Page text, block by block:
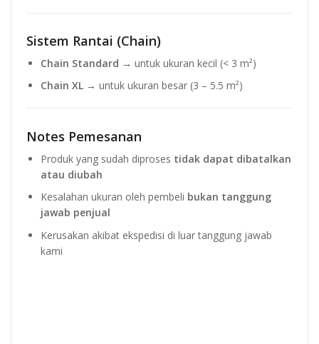
Sistem Rantai (Chain)
Chain Standard → untuk ukuran kecil (< 3 m²)
Chain XL → untuk ukuran besar (3 – 5.5 m²)
Notes Pemesanan
Produk yang sudah diproses tidak dapat dibatalkan
atau diubah
Kesalahan ukuran oleh pembeli bukan tanggung
jawab penjual
Kerusakan akibat ekspedisi di luar tanggung jawab
kami